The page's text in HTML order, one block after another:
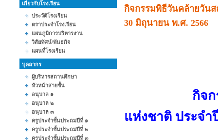
เกี่ยวกับโรงเรียน
ประวัติโรงเรียน
ตราประจำโรงเรียน
แผนภูมิการบริหารงาน
วิสัยทัศน์/พันธกิจ
แผนที่โรงเรียน
บุคลากร
ผู้บริหารสถานศึกษา
หัวหน้าสายชั้น
อนุบาล ๑
อนุบาล ๒
อนุบาล ๓
ครูประจำชั้นประถมปีที่ ๑
ครูประจำชั้นประถมปีที่ ๒
ครูประจำชั้นประถมปีที่ ๓
กิจกรรมพิธีวันคล้ายวัน
30 มิถุนายน พ.ศ. 2566
กิจกรรมพิธี
แห่งชาติ ประจำ